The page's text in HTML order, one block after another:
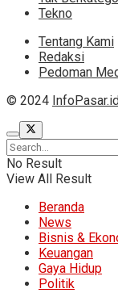
Tekno
Tentang Kami
Redaksi
Pedoman
© 2024
No Result
View All Result
Beranda
News
Bisnis &
Keuangan
Gaya Hidup
Politik